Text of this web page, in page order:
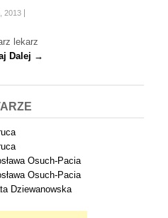
2013
lekarz
Dalej →
Osuch-Pacia
Osuch-Pacia
Dziewanowska